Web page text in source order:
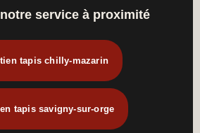
service à proximité
tapis chilly-mazarin
tapis savigny-sur-orge